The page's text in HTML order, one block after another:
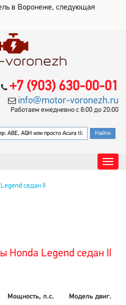
в Воронеже, следующая
+7 (903) 630-00-01
info@motor-voronezh.ru
Работаем ежедневно с 8:00 до 20:00
Legend седан II
Honda Legend седан II
Мощность, л.с. Модель двиг.